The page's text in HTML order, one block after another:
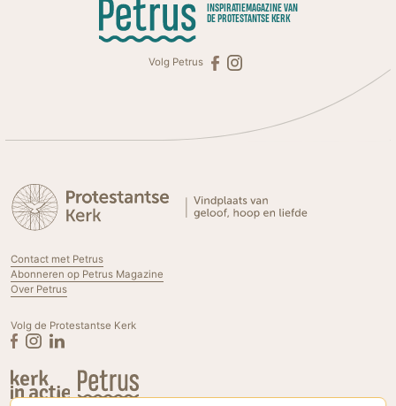
INSPIRATIEMAGAZINE VAN
DE PROTESTANTSE KERK
Volg Petrus
Contact met Petrus
Abonneren op Petrus Magazine
Over Petrus
Volg de Protestantse Kerk